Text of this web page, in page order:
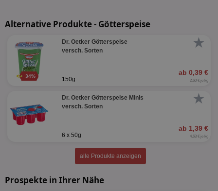
Alternative Produkte - Götterspeise
★
34%
Dr. Oetker Götterspeise
versch. Sorten
ab 0,39 €
150g 2,60 € je kg
★
Dr. Oetker Götterspeise Minis
versch. Sorten
ab 1,39 €
6 x 50g 4,63 € je kg
alle Produkte anzeigen
Prospekte in Ihrer Nähe